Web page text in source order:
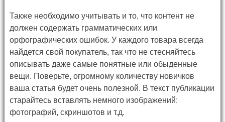
Также необходимо учитывать и то, что контент не
должен содержать грамматических или
орфографических ошибок. У каждого товара всегда
найдется свой покупатель, так что не стесняйтесь
описывать даже самые понятные или обыденные
вещи. Поверьте, огромному количеству новичков
ваша статья будет очень полезной. В текст публикации
старайтесь вставлять немного изображений:
фотографий, скриншотов и т.д.